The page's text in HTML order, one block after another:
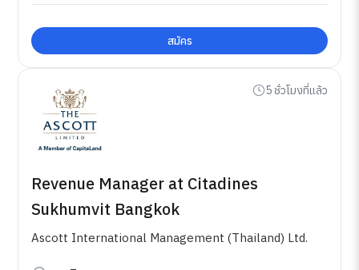
สมัคร
5 ชั่วโมงที่แล้ว
Revenue Manager at Citadines
Sukhumvit Bangkok
Ascott International Management (Thailand) Ltd.